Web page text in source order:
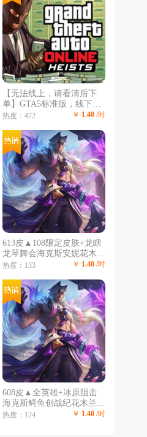
【无法线上，请看清后下
单】GTA5标准版，线下线
上重过任务，沉浸式游戏体
验，无令牌秒登陆，专业出
租不顶号，长租更划算，收
藏不迷路
热度：472 ￥ 1.40 /时
613皮▲108限定皮肤+龙瞎
龙琴舞会海克斯安妮花木兰
嫦娥等各种年限皮肤多冰原
热度：133 ￥ 1.40 /时
608皮▲全英雄+冰原阻击
海克斯鳄鱼创战纪花木兰嫦
娥鸡年蔚周年女枪诺手EZ
热度：124 ￥ 1.40 /时